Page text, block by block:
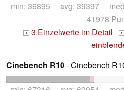
min: 36895 avg: 39397
41978
+ 3 Einzelwerte im Detail +
Cinebench R10- Cinebench